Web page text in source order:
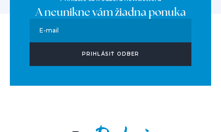
A neunikne vám žiadna ponuka
E-mail
PRIHLÁSIŤ ODBER